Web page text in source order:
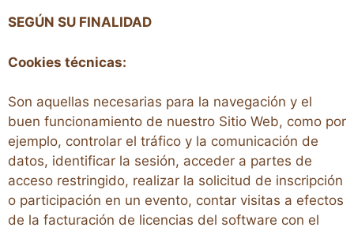
SEGÚN SU FINALIDAD
Cookies técnicas:
Son aquellas necesarias para la navegación y el
buen funcionamiento de nuestro Sitio Web, como por
ejemplo, controlar el tráfico y la comunicación de
datos, identificar la sesión, acceder a partes de
acceso restringido, realizar la solicitud de inscripción
o participación en un evento, contar visitas a efectos
de la facturación de licencias del software con el